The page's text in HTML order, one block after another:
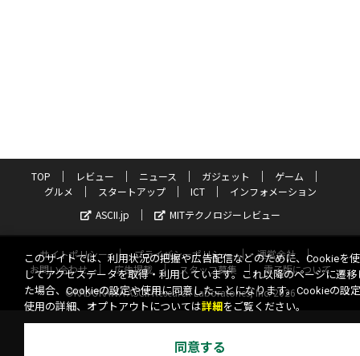
TOP レビュー ニュース ガジェット
ゲーム
グルメ
スタートアップ ICT
インフォメーション
ASCII.jp
MITテクノロジーレビュー
サイトポリシー プライバシーポリシー
運営会社
お問い合わせ
広告掲載 スタッフ募集
電子版について
©KADOKAWA ASCII Research Laboratories, Inc. 2026
このサイトでは、利用状況の把握や広告配信などのために、Cookieを
してアクセスデータを取得・利用しています。これ以降のページに遷移
た場合、Cookieの設定や使用に同意したことになります。Cookieの設
使用の詳細、オプトアウトについては詳細 をご覧ください。
同意する